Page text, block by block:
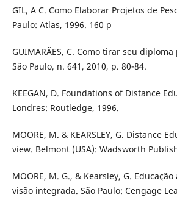
GIL, A C. Como Elaborar Projetos de
Paulo: Atlas, 1996. 160 p
GUIMARÃES, C. Como tirar seu
São Paulo, n. 641, 2010, p. 80-84.
KEEGAN, D. Foundations of Distance
Londres: Routledge, 1996.
MOORE, M. & KEARSLEY, G. Distance
view. Belmont (USA): Wadsworth
MOORE, M. G., & Kearsley, G.
visão integrada. São Paulo: Cengage